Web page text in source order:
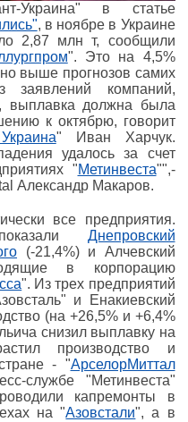
Украина" в статье
, в ноябре в Украине
2,87 млн т, сообщили
". Это на 4,5%
выше прогнозов самих
заявлений компаний,
выплавка должна была
к октябрю, говорит
" Иван Харчук.
удалось за счет
"Метинвеста"",-
Александр Макаров.
все предприятия.
Днепровский
(-21,4%) и Алчевский
в корпорацию
". Из трех предприятий
и Енакиевский
(на +26,5% и +6,4%
снизил выплавку на
производство и
- "АрселорМиттал
службе "Метинвеста"
капремонты в
на "Азовстали", а в